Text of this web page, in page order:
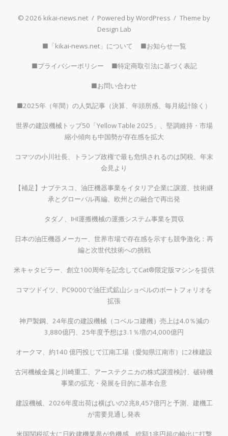
© 2026 kikai-news.net / Powered by WordPress / Theme by
Design Lab
■「kikai-news.net」について
■お知らせ一覧
■プライバシーポリシー ■特定商取引法に基づく表記
■お問い合わせ
■2025年（年間）の人気記事（決算、年頭所感、毎月統計除く）
世界の建設機械トップ50「Yellow Table 2025」、堅調維持・市場
縮小傾向も中国勢が存在感を拡大
コマツの小川社長、トランプ政権で最も危惧されるのは関税、年末
会見より
【補足】ナブテスコ、油圧機器事業をイタリア企業に譲渡、技術継
承とグローバル再編、欧州との融合で再出発
タダノ、IHI運搬機械の運搬システム事業を買収
日本の油圧機器メーカー、世界市場で存在感を示すも競争激化：再
編と次世代技術への挑戦
米キャタピラー、創立100周年を記念してCat®限定版マシンを提供
コマツドイツ、PC9000で油圧式鉱山ショベルのポートフォリオを
拡張
神戸製鋼、24年度の建設機械（コベルコ建機）売上は4.0％減の
3,880億円、25年度予想は3.1％増の4,000億円
オークマ、約140 億円投じて江南工場（愛知県江南市）に2棟建設
古河機械金属と川崎重工、アーステクニカの株式譲渡検討、破砕機
事業の拡充・発展を目的に基本合意
建設機械、2026年度出荷は横ばいの2兆8,457億円と予測、建機工
が需要見通し発表
米国関税拡大に日欧建機業界が危機感、総額1兆円超の輸出に打撃